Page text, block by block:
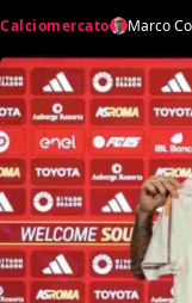
Calciomercato Marco